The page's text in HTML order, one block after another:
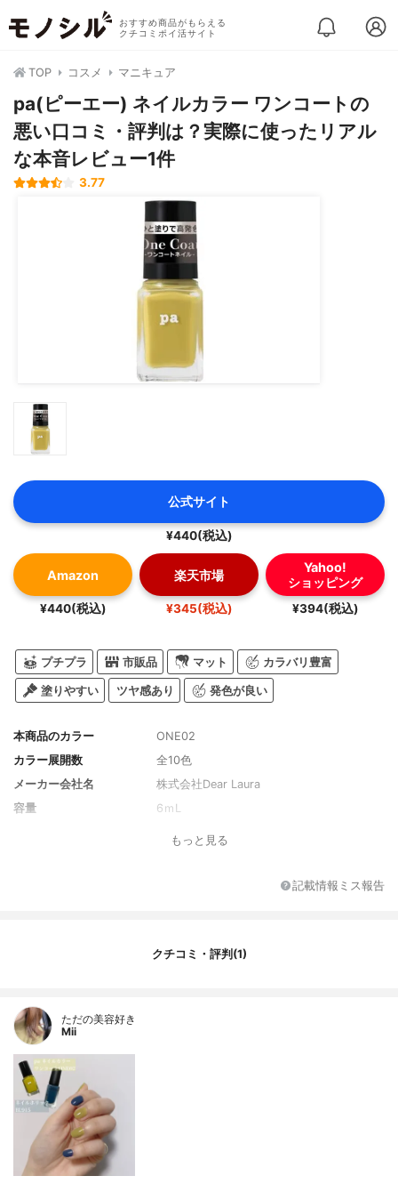
おすすめ商品がもらえる
クチコミポイ活サイト
TOP コスメ マニキュア
pa(ピーエー) ネイルカラー ワンコートの
悪い口コミ・評判は？実際に使ったリアル
な本音レビュー1件
3.77
公式サイト
¥440(税込)
Amazon
¥440(税込)
楽天市場
¥345(税込)
Yahoo!
ショッピング
¥394(税込)
プチプラ 市販品 マット カラバリ豊富
塗りやすい ツヤ感あり 発色が良い
本商品のカラー
ONE02
カラー展開数
全10色
メーカー会社名
株式会社Dear Laura
容量
6ｍL
もっと見る
記載情報ミス報告
クチコミ・評判(1)
ただの美容好き
Mii